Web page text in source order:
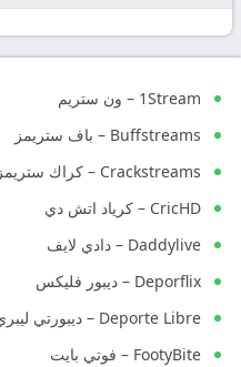
1Stream – ون ستريم
Buffstreams – باف ستريمز
Crackstreams – كراك ستريمز
CricHD – كرياد اتش دي
Daddylive – دادي لايف
Deporflix – ديبور فليكس
Deporte Libre – ديبورتي ليبري
FootyBite – فوتي بايت